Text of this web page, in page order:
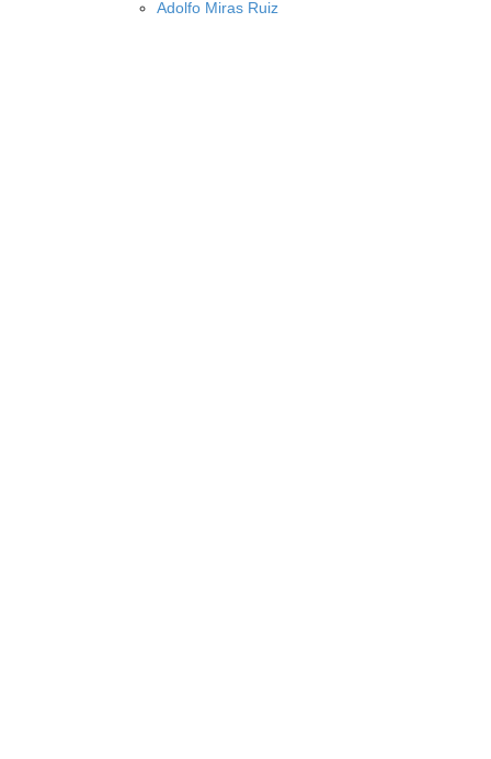
Adolfo Miras Ruiz